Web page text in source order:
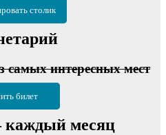
столик
самых интересных мест
билет
месяц